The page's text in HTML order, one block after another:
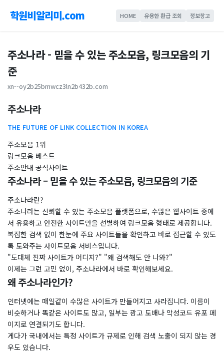
학원비알리미.com HOME 유용한 환급 조회 정보창고
주소나라 - 믿을 수 있는 주소모음, 링크모음의 기
준
xn--oy2b25bmwcz3ln2b432b.com
주소나라
THE FUTURE OF LINK COLLECTION IN KOREA
주소모음 1위
링크모음 ​베스트
주소안내 공식사이트
주소나라 – 믿을 수 있는 주소모음, 링크모음의 기준
주소나라란?
주소나라는 신뢰할 수 있는 주소모음 플랫폼으로, 수많은 웹사이트 중에
서 유용하고 안전한 사이트만을 선별하여 링크모음 형태로 제공합니다.
복잡한 검색 없이 한눈에 주요 사이트들을 확인하고 바로 접근할 수 있도
록 도와주는 사이트모음 서비스입니다.
"도대체 진짜 사이트가 어디지?" "왜 검색해도 안 나와?"
이제는 그런 고민 없이, 주소나라에서 바로 확인해보세요.
왜 주소나라인가?
인터넷에는 매일같이 수많은 사이트가 만들어지고 사라집니다. 이름이
비슷하거나 똑같은 사이트도 많고, 일부는 광고 도배나 악성코드 유포 페
이지로 연결되기도 합니다.
게다가 국내에서는 특정 사이트가 규제로 인해 검색 노출이 되지 않는 경
우도 있습니다.